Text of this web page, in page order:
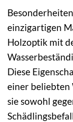
einzigartigen
Holzoptik mit
Diese
einer beliebten
sie sowohl